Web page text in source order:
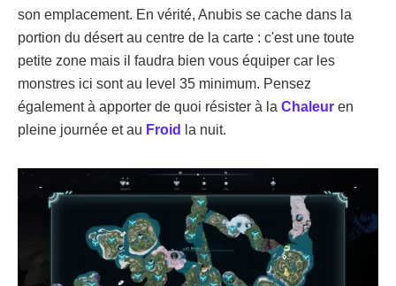
son emplacement. En vérité, Anubis se cache dans la
portion du désert au centre de la carte : c'est une toute
petite zone mais il faudra bien vous équiper car les
monstres ici sont au level 35 minimum. Pensez
également à apporter de quoi résister à la Chaleur en
pleine journée et au Froid la nuit.